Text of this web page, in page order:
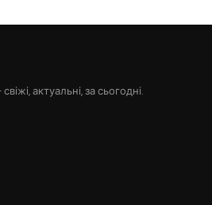
актуальні, за сьогодні.